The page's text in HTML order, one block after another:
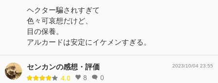
ヘクター騙されすぎて
色々可哀想だけど、
目の保養。
アルカードは安定にイケメンすぎる。
センカンの感想・評価
4.0 8 0
2023/10/04 23:55